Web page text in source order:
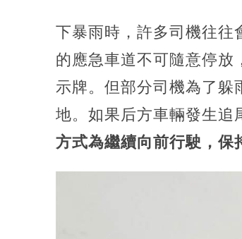
下暴雨時，許多司機往往
的應急車道不可隨意停放
示牌。但部分司機為了躲
地。如果后方車輛發生追
方式為繼續向前行駛，保